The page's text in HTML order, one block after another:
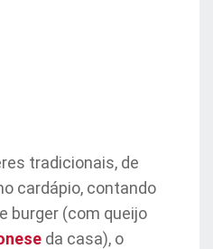
tradicionais, de
cardápio, contando
burger (com queijo
da casa), o